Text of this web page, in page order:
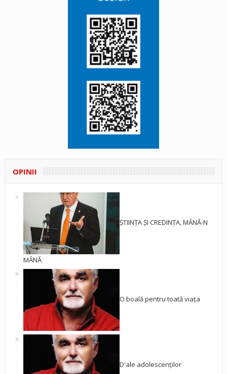
OPINII
ȘTIINȚA ȘI CREDINȚA, MÂNĂ-N
MÂNĂ
O boală pentru toată viața
D'ale adolescenților